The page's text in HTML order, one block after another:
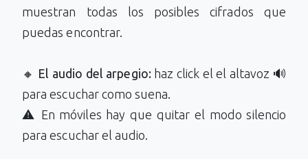
muestran todas los posibles cifrados que
puedas encontrar.
🔸 El audio del arpegio:haz click el el altavoz 🔊
para escuchar como suena.
⚠️ En móviles hay que quitar el modo silencio
para escuchar el audio.